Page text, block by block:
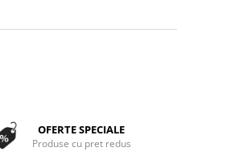
OFERTE SPECIALE
Produse cu pret redus